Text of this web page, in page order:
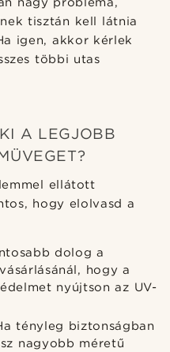
tisztán kell látnia
igen, akkor kérlek
többi utas
A LEGJOBB
ellátott
hogy elolvasd a
dolog a
hogy a
nyújtson az UV-
tényleg biztonságban
nagyobb méretű